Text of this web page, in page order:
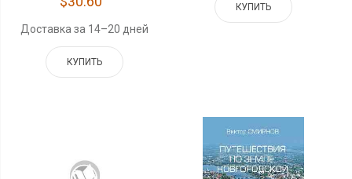
Доставка за 14–20 дней
КУПИТЬ
КУПИТЬ